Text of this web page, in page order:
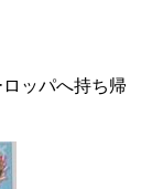
ッパへ持ち帰